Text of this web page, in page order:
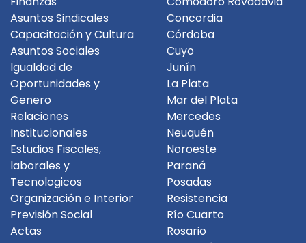
Asuntos Sindicales
Capacitación y Cultura
Asuntos Sociales
Igualdad de
Oportunidades y
Genero
Relaciones
Institucionales
Estudios Fiscales,
laborales y
Tecnologicos
Organización e Interior
Previsión Social
Actas
Concordia
Córdoba
Cuyo
Junín
La Plata
Mar del Plata
Mercedes
Neuquén
Noroeste
Paraná
Posadas
Resistencia
Río Cuarto
Rosario